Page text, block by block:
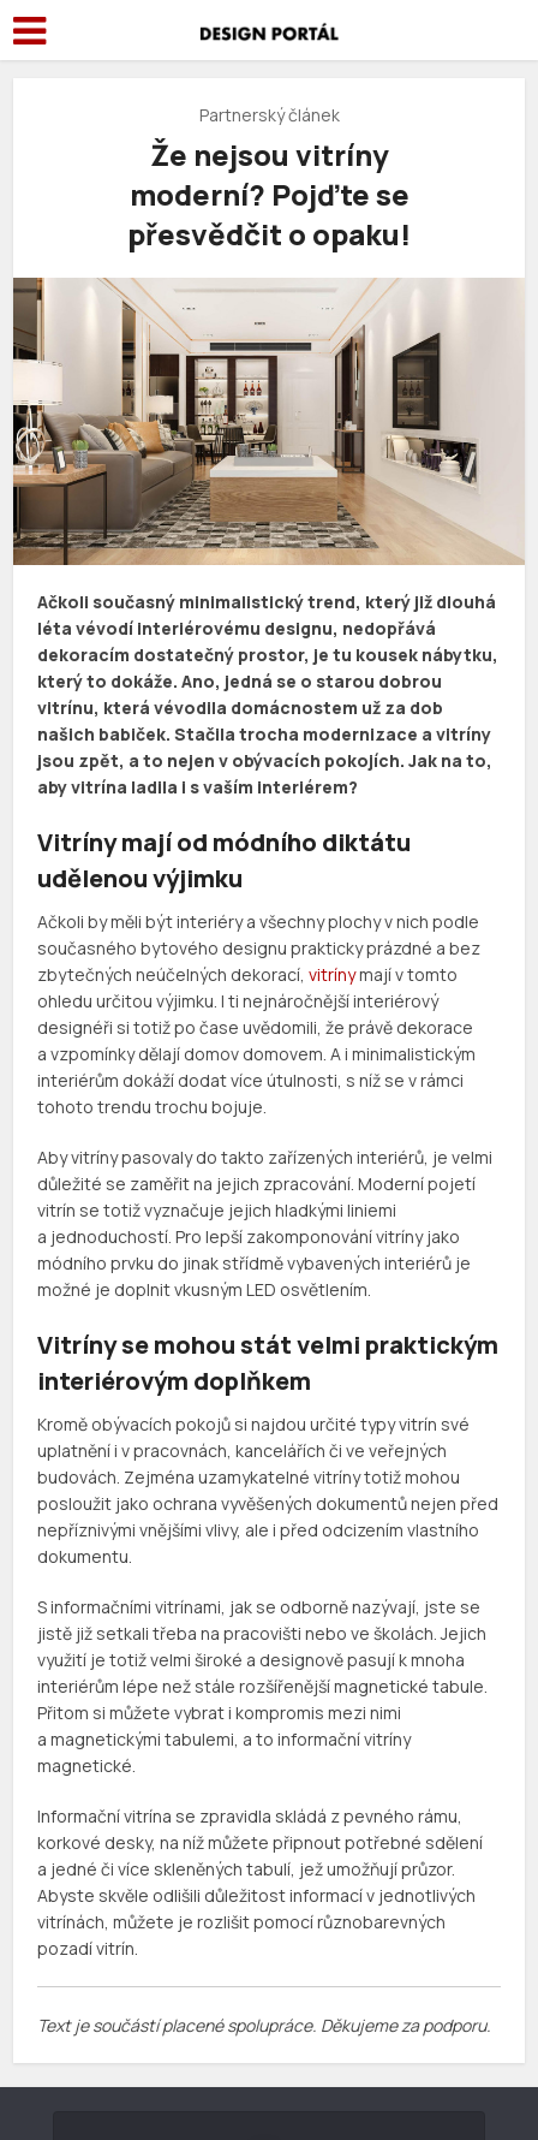
Partnerský článek
Že nejsou vitríny
moderní? Pojďte se
přesvědčit o opaku!
Ačkoli současný minimalistický trend, který již dlouhá
léta vévodí interiérovému designu, nedopřává
dekoracím dostatečný prostor, je tu kousek nábytku,
který to dokáže. Ano, jedná se o starou dobrou
vitrínu, která vévodila domácnostem už za dob
našich babiček. Stačila trocha modernizace a vitríny
jsou zpět, a to nejen v obývacích pokojích. Jak na to,
aby vitrína ladila i s vaším interiérem?
Vitríny mají od módního diktátu
udělenou výjimku
Ačkoli by měli být interiéry a všechny plochy v nich podle
současného bytového designu prakticky prázdné a bez
zbytečných neúčelných dekorací,vitrínymají v tomto
ohledu určitou výjimku. I ti nejnáročnější interiérový
designéři si totiž po čase uvědomili, že právě dekorace
a vzpomínky dělají domov domovem. A i minimalistickým
interiérům dokáží dodat více útulnosti, s níž se v rámci
tohoto trendu trochu bojuje.
Aby vitríny pasovaly do takto zařízených interiérů, je velmi
důležité se zaměřit na jejich zpracování. Moderní pojetí
vitrín se totiž vyznačuje jejich hladkými liniemi
a jednoduchostí. Pro lepší zakomponování vitríny jako
módního prvku do jinak střídmě vybavených interiérů je
možné je doplnit vkusným LED osvětlením.
Vitríny se mohou stát velmi praktickým
interiérovým doplňkem
Kromě obývacích pokojů si najdou určité typy vitrín své
uplatnění i v pracovnách, kancelářích či ve veřejných
budovách. Zejména uzamykatelné vitríny totiž mohou
posloužit jako ochrana vyvěšených dokumentů nejen před
nepříznivými vnějšími vlivy, ale i před odcizením vlastního
dokumentu.
S informačními vitrínami, jak se odborně nazývají, jste se
jistě již setkali třeba na pracovišti nebo ve školách. Jejich
využití je totiž velmi široké a designově pasují k mnoha
interiérům lépe než stále rozšířenější magnetické tabule.
Přitom si můžete vybrat i kompromis mezi nimi
a magnetickými tabulemi, a to informační vitríny
magnetické.
Informační vitrína se zpravidla skládá z pevného rámu,
korkové desky, na níž můžete připnout potřebné sdělení
a jedné či více skleněných tabulí, jež umožňují průzor.
Abyste skvěle odlišili důležitost informací v jednotlivých
vitrínách, můžete je rozlišit pomocí různobarevných
pozadí vitrín.
Text je součástí placené spolupráce. Děkujeme za podporu.